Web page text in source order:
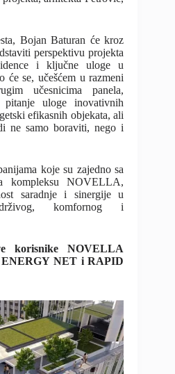
Bojan Baturan će kroz
perspektivu projekta
i ključne uloge u
će se, učešćem u razmeni
učesnicima panela,
uloge inovativnih
efikasnih objekata, ali
ne samo boraviti, nego i
koje su zajedno sa
kompleksu NOVELLA,
saradnje i sinergije u
komfornog i
korisnike NOVELLA
ENERGY NET i RAPID